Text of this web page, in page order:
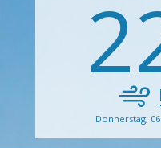
Donnerstag,